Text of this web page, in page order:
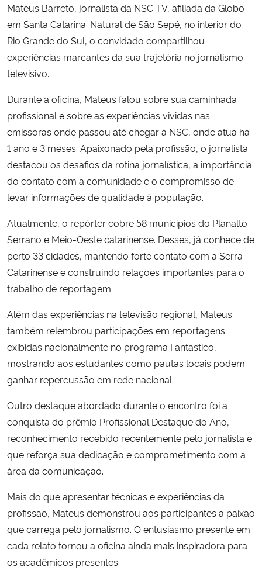
Controladoria-Geral da União
Ministério da Mulher, da Família e dos Direitos Humanos
Secretaria de Governo
Gabinete de Segurança Institucional
Advocacia-Geral da União
Planalto
Mateus Barreto, jornalista da NSC TV, afiliada da Globo
em Santa Catarina. Natural de São Sepé, no interior do
Rio Grande do Sul, o convidado compartilhou
experiências marcantes da sua trajetória no jornalismo
televisivo.
Durante a oficina, Mateus falou sobre sua caminhada
profissional e sobre as experiências vividas nas
emissoras onde passou até chegar à NSC, onde atua há
1 ano e 3 meses. Apaixonado pela profissão, o jornalista
destacou os desafios da rotina jornalística, a importância
do contato com a comunidade e o compromisso de
levar informações de qualidade à população.
Atualmente, o repórter cobre 58 municípios do Planalto
Serrano e Meio-Oeste catarinense. Desses, já conhece de
perto 33 cidades, mantendo forte contato com a Serra
Catarinense e construindo relações importantes para o
trabalho de reportagem.
Além das experiências na televisão regional, Mateus
também relembrou participações em reportagens
exibidas nacionalmente no programa Fantástico,
mostrando aos estudantes como pautas locais podem
ganhar repercussão em rede nacional.
Outro destaque abordado durante o encontro foi a
conquista do prêmio Profissional Destaque do Ano,
reconhecimento recebido recentemente pelo jornalista e
que reforça sua dedicação e comprometimento com a
área da comunicação.
Mais do que apresentar técnicas e experiências da
profissão, Mateus demonstrou aos participantes a paixão
que carrega pelo jornalismo. O entusiasmo presente em
cada relato tornou a oficina ainda mais inspiradora para
os acadêmicos presentes.